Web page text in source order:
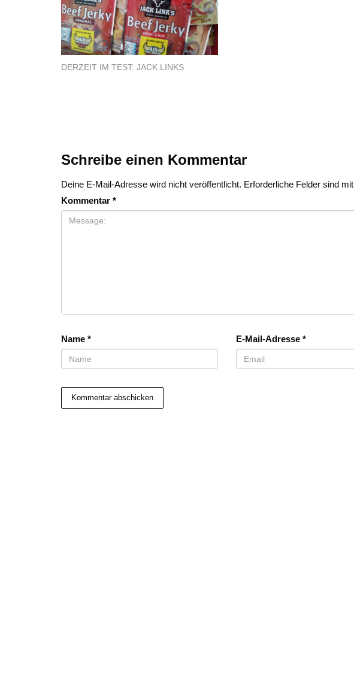
DERZEIT IM TEST: JACK LINKS
Schreibe einen Kommentar
Deine E-Mail-Adresse wird nicht veröffentlicht. Erforderliche Felder sind mit
Kommentar *
Name * E-Mail-Adresse*